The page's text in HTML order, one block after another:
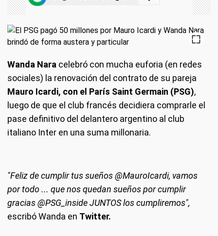
Wanda Nara celebró con mucha euforia (en redes
sociales) la renovación del contrato de su pareja
Mauro Icardi, con el París Saint Germain (PSG),
luego de que el club francés decidiera comprarle el
pase definitivo del delantero argentino al club
italiano Inter en una suma millonaria.
"Feliz de cumplir tus sueños @MauroIcardi, vamos
por todo ... que nos quedan sueños por cumplir
gracias @PSG_inside JUNTOS los cumpliremos",
escribó Wanda en Twitter.